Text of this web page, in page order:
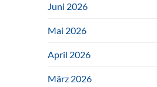
Juni 2026
Mai 2026
April 2026
März 2026